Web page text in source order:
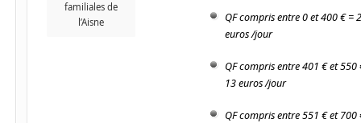
familiales de
l’Aisne
QF compris entre 0 et 400 € =
euros /jour
QF compris entre 401 € et 550
13 euros /jour
QF compris entre 551 € et 700